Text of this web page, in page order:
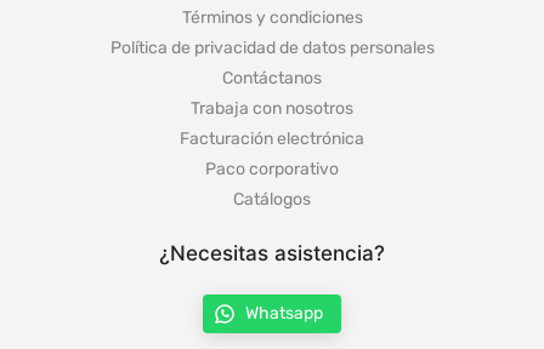
Términos y condiciones
Política de privacidad de datos personales
Contáctanos
Trabaja con nosotros
Facturación electrónica
Paco corporativo
Catálogos
¿Necesitas asistencia?
Whatsapp